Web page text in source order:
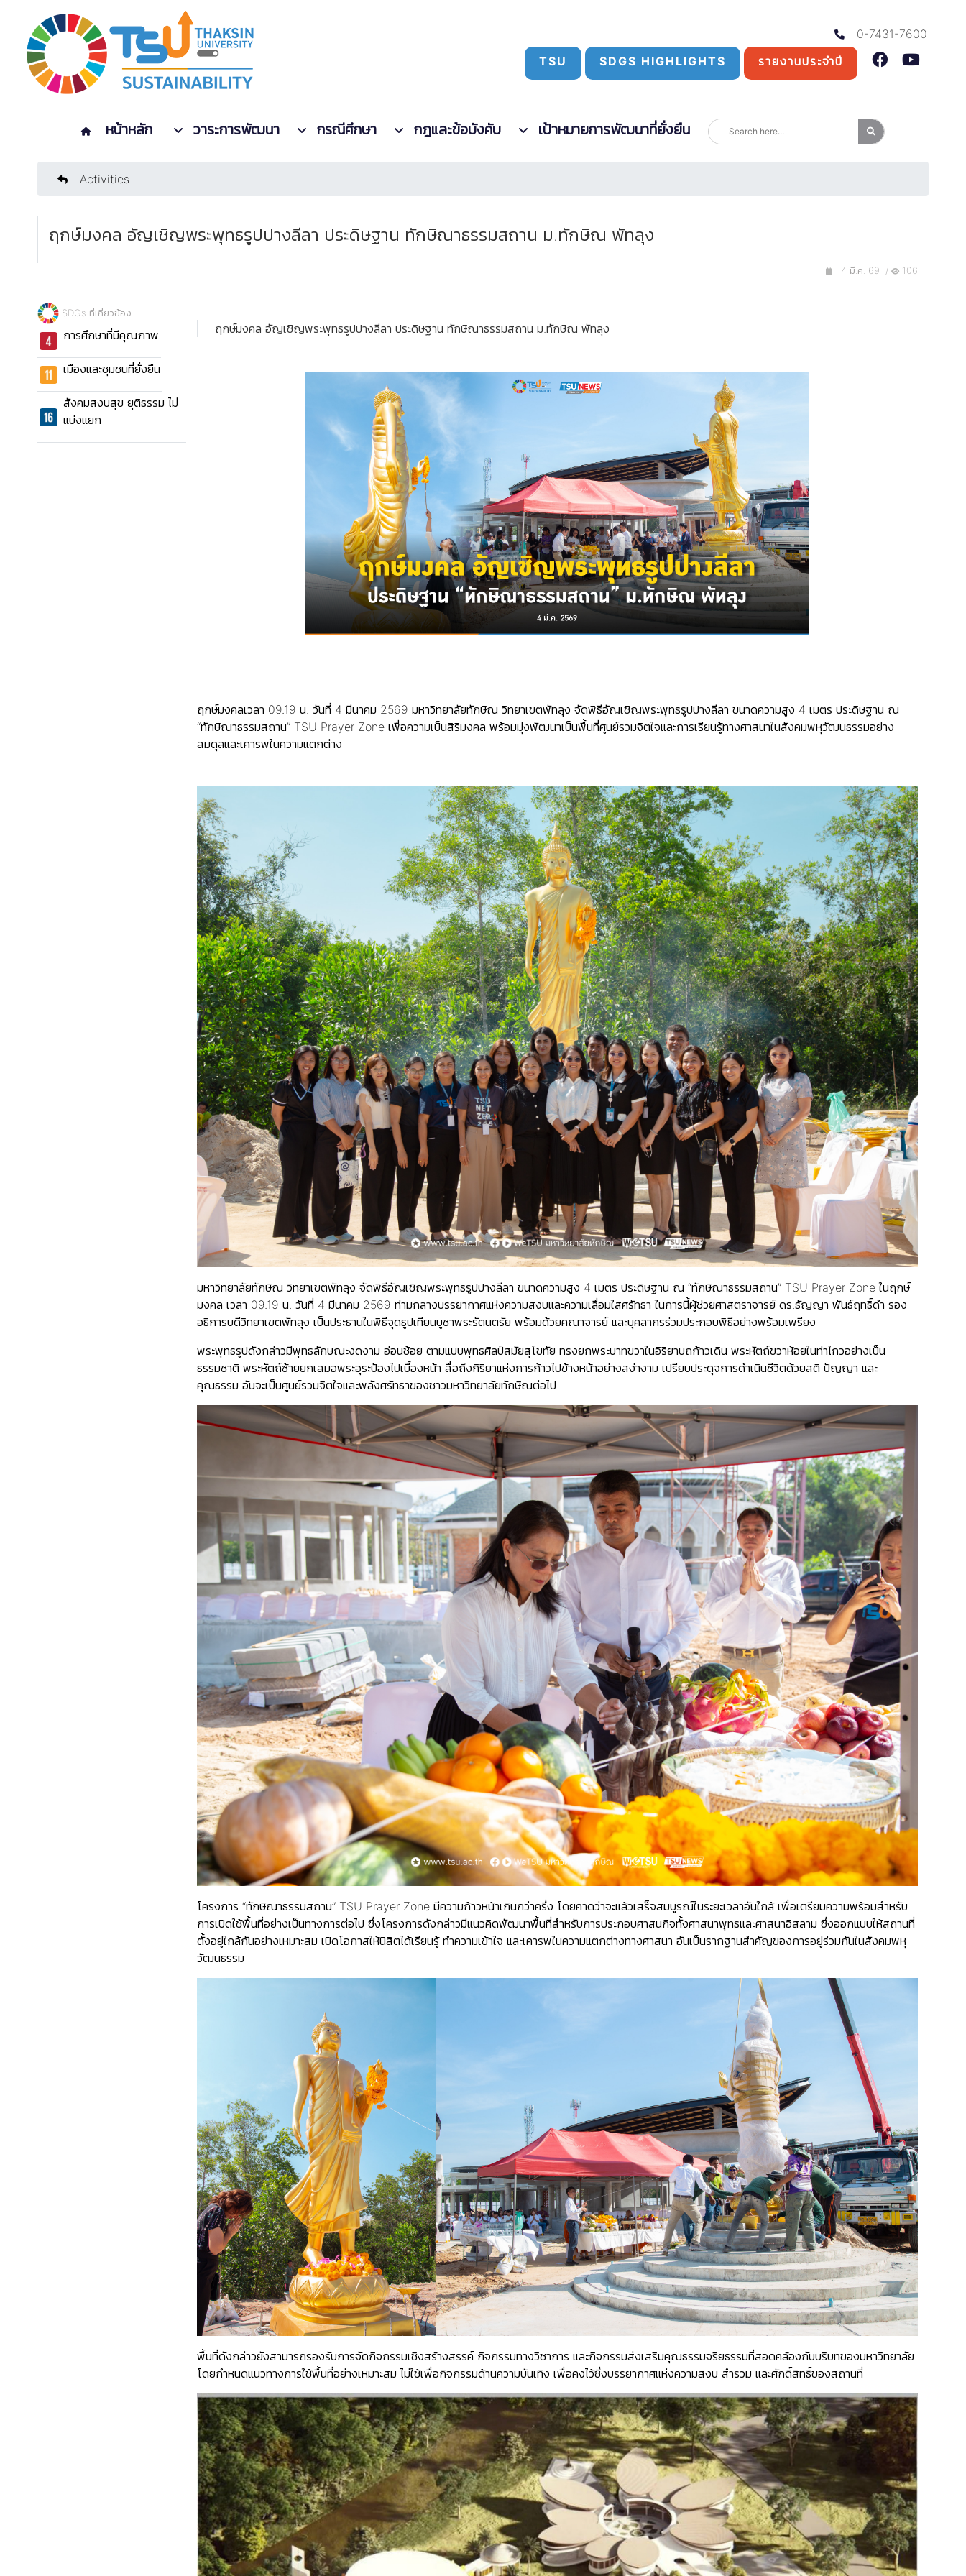
0-7431-7600
TSU
SDGS HIGHLIGHTS รายงานประจำปี
หน้าหลัก วาระการพัฒนา กรณีศึกษา กฎและข้อบังคับ เป้าหมายการพัฒนาที่ยั่งยืน
Activities
ฤกษ์มงคล อัญเชิญพระพุทธรูปปางลีลา ประดิษฐาน ทักษิณาธรรมสถาน ม.ทักษิณ พัทลุง
4 มี.ค. 69 / 106
SDGs ที่เกี่ยวข้อง
การศึกษาที่มีคุณภาพ
เมืองและชุมชนที่ยั่งยืน
สังคมสงบสุข ยุติธรรม ไม่
แบ่งแยก
ฤกษ์มงคล อัญเชิญพระพุทธรูปปางลีลา ประดิษฐาน ทักษิณาธรรมสถาน ม.ทักษิณ พัทลุง
ฤกษ์มงคลเวลา 09.19 น. วันที่ 4 มีนาคม 2569 มหาวิทยาลัยทักษิณ วิทยาเขตพัทลุง จัดพิธีอัญเชิญพระพุทธรูปปางลีลา ขนาดความสูง 4 เมตร ประดิษฐาน ณ
“ทักษิณาธรรมสถาน” TSU Prayer Zone เพื่อความเป็นสิริมงคล พร้อมมุ่งพัฒนาเป็นพื้นที่ศูนย์รวมจิตใจและการเรียนรู้ทางศาสนาในสังคมพหุวัฒนธรรมอย่าง
สมดุลและเคารพในความแตกต่าง
มหาวิทยาลัยทักษิณ วิทยาเขตพัทลุง จัดพิธีอัญเชิญพระพุทธรูปปางลีลา ขนาดความสูง 4 เมตร ประดิษฐาน ณ “ทักษิณาธรรมสถาน” TSU Prayer Zone ในฤกษ์
มงคล เวลา 09.19 น. วันที่ 4 มีนาคม 2569 ท่ามกลางบรรยากาศแห่งความสงบและความเลื่อมใสศรัทธา ในการนี้ผู้ช่วยศาสตราจารย์ ดร.ธัญญา พันธ์ฤทธิ์ดำ รอง
อธิการบดีวิทยาเขตพัทลุง เป็นประธานในพิธีจุดธูปเทียนบูชาพระรัตนตรัย พร้อมด้วยคณาจารย์ และบุคลากรร่วมประกอบพิธีอย่างพร้อมเพรียง
พระพุทธรูปดังกล่าวมีพุทธลักษณะงดงาม อ่อนช้อย ตามแบบพุทธศิลป์สมัยสุโขทัย ทรงยกพระบาทขวาในอิริยาบถก้าวเดิน พระหัตถ์ขวาห้อยในท่าไกวอย่างเป็น
ธรรมชาติ พระหัตถ์ซ้ายยกเสมอพระอุระป้องไปเบื้องหน้า สื่อถึงกิริยาแห่งการก้าวไปข้างหน้าอย่างสง่างาม เปรียบประดุจการดำเนินชีวิตด้วยสติ ปัญญา และ
คุณธรรม อันจะเป็นศูนย์รวมจิตใจและพลังศรัทธาของชาวมหาวิทยาลัยทักษิณต่อไป
โครงการ “ทักษิณาธรรมสถาน” TSU Prayer Zone มีความก้าวหน้าเกินกว่าครึ่ง โดยคาดว่าจะแล้วเสร็จสมบูรณ์ในระยะเวลาอันใกล้ เพื่อเตรียมความพร้อมสำหรับ
การเปิดใช้พื้นที่อย่างเป็นทางการต่อไป ซึ่งโครงการดังกล่าวมีแนวคิดพัฒนาพื้นที่สำหรับการประกอบศาสนกิจทั้งศาสนาพุทธและศาสนาอิสลาม ซึ่งออกแบบให้สถานที่
ตั้งอยู่ใกล้กันอย่างเหมาะสม เปิดโอกาสให้นิสิตได้เรียนรู้ ทำความเข้าใจ และเคารพในความแตกต่างทางศาสนา อันเป็นรากฐานสำคัญของการอยู่ร่วมกันในสังคมพหุ
วัฒนธรรม
พื้นที่ดังกล่าวยังสามารถรองรับการจัดกิจกรรมเชิงสร้างสรรค์ กิจกรรมทางวิชาการ และกิจกรรมส่งเสริมคุณธรรมจริยธรรมที่สอดคล้องกับบริบทของมหาวิทยาลัย
โดยกำหนดแนวทางการใช้พื้นที่อย่างเหมาะสม ไม่ใช้เพื่อกิจกรรมด้านความบันเทิง เพื่อคงไว้ซึ่งบรรยากาศแห่งความสงบ สำรวม และศักดิ์สิทธิ์ของสถานที่